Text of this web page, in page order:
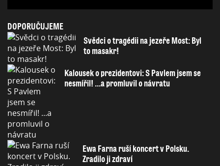
DOPORUČUJEME
Svědci o tragédii na jezeře Most: Byl
to masakr!
Kalousek o prezidentovi: S Pavlem jsem se
nesmířil! ...a promluvil o návratu
Ewa Farna ruší koncert v Polsku.
Zradilo ji zdraví